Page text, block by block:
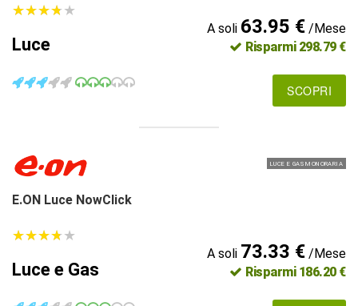
★★★★★
★★★★★
Luce
A soli 63.95 €/Mese
Risparmi 298.79 €
SCOPRI
LUCE E GAS MONORARIA
E.ON Luce NowClick
★★★★★
★★★★★
Luce e Gas
A soli 73.33 €/Mese
Risparmi 186.20 €